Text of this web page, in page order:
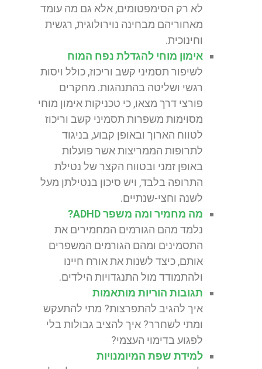
לא רק הסימפטומים, אלא גם מה עומד
מאחוריהם מבחינה נוירולוגית, רגשית
וחינוכית.
אימון מוחי להגדלת נפח המוח
לשיפור תסמיני קשב וריכוז, כולל ויסות
רגשי ושליטה בהתנהגות. מחקרים
פורצי דרך מצאו, כי טכניקות אימון מוחי
מסוימות משפרות תסמיני קשב וריכוז
לטווח הארוך ובאופן קבוע, בניגוד
לתרופות הממריצות אשר פועלות
באופן זמני ובטווח הקצר של נטילת
התרופה בלבד, ויש סיכון בנטילתן מעל
לשנה וחצי-שנתיים.
מה מחמיר ומה משפר ADHD?
נלמד מהם הגורמים המחמירים את
התסמינים ומהם הגורמים המשפרים
אותם, כיצד לשנות את אורח חיינו
ולהתמודד מול התנגדויות הילדים.
תגובות הוריות מותאמות
איך להגיב להתפרצות? מתי להתעקש
ומתי לשחרר? איך להציב גבולות בלי
לפגוע בדימוי העצמי?
למידת שפת המיומנויות